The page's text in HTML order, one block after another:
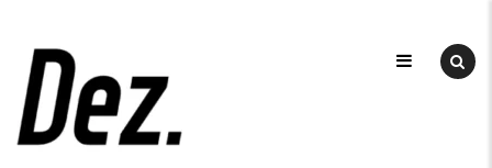
content
DEZ
デ
ザ
イ
ン
事